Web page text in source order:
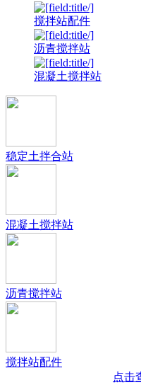
搅拌站配件
沥青搅拌站
混凝土搅拌站
稳定土拌合站
混凝土搅拌站
沥青搅拌站
搅拌站配件
点击